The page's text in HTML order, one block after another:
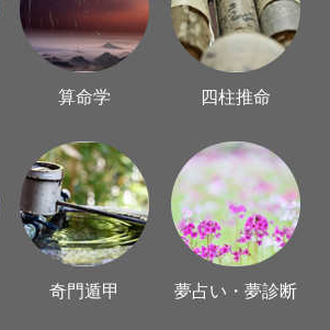
算命学 四柱推命
奇門遁甲 夢占い・夢診断